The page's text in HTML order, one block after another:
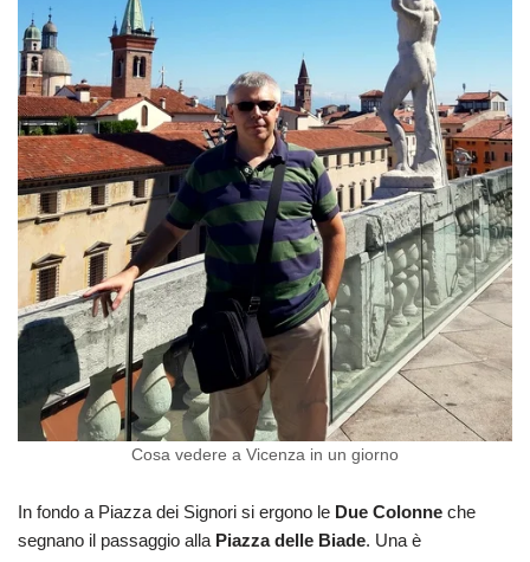
Cosa vedere a Vicenza in un giorno
In fondo a Piazza dei Signori si ergono le Due Colonne che
segnano il passaggio alla Piazza delle Biade. Una è